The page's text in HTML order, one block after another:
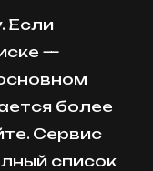
Если
—
более
Сервис
список